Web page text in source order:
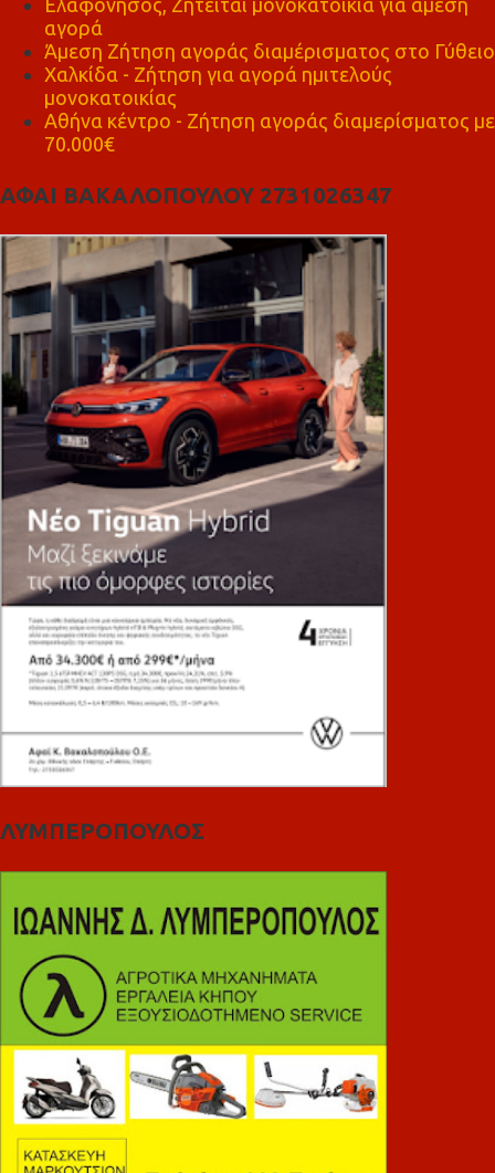
αγορά
Άμεση Ζήτηση αγοράς διαμέρισματος στο Γύθειο
Χαλκίδα - Ζήτηση για αγορά ημιτελούς
μονοκατοικίας
Αθήνα κέντρο - Ζήτηση αγοράς διαμερίσματος με
70.000€
ΑΦΑΙ ΒΑΚΑΛΟΠΟΥΛΟΥ 2731026347
ΛΥΜΠΕΡΟΠΟΥΛΟΣ